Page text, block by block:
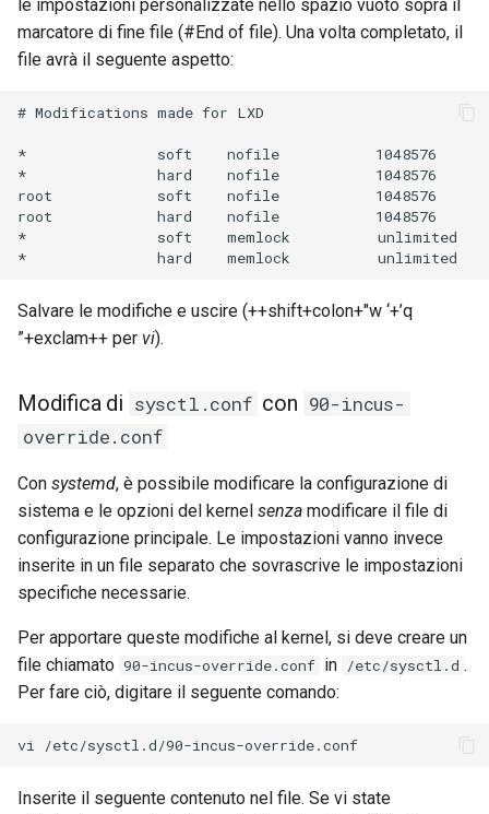
le impostazioni personalizzate nello spazio vuoto sopra il
marcatore di fine file (#End of file). Una volta completato, il
file avrà il seguente aspetto:
# Modifications made for LXD
*               soft    nofile           1048576
*               hard    nofile           1048576
root            soft    nofile           1048576
root            hard    nofile           1048576
*               soft    memlock          unlimited
Salvare le modifiche e uscire (++shift+colon+"w ‘+’q
”+exclam++ per vi).
Modifica di sysctl.conf con 90-incus-
override.conf
Con systemd, è possibile modificare la configurazione di
sistema e le opzioni del kernel senza modificare il file di
configurazione principale. Le impostazioni vanno invece
inserite in un file separato che sovrascrive le impostazioni
specifiche necessarie.
Per apportare queste modifiche al kernel, si deve creare un
file chiamato 90-incus-override.conf in /etc/sysctl.d .
Per fare ciò, digitare il seguente comando:
vi
Inserite il seguente contenuto nel file. Se vi state